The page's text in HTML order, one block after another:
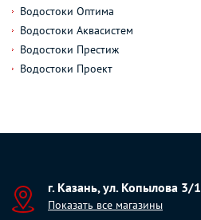
Водостоки Оптима
Водостоки Аквасистем
Водостоки Престиж
Водостоки Проект
г. Казань, ул. Копылова 3/1
Показать все магазины